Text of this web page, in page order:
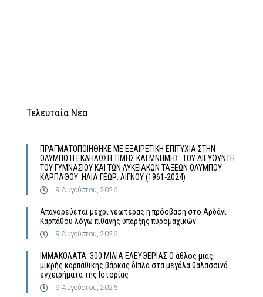
Τελευταία Νέα
ΠΡΑΓΜΑΤΟΠΟΙΗΘΗΚΕ ΜΕ ΕΞΑΙΡΕΤΙΚΗ ΕΠΙΤΥΧΙΑ ΣΤΗΝ
ΟΛΥΜΠΟ Η ΕΚΔΗΛΩΣΗ ΤΙΜΗΣ ΚΑΙ ΜΝΗΜΗΣ ΤΟΥ ΔΙΕΥΘΥΝΤΗ
ΤΟΥ ΓΥΜΝΑΣΙΟΥ ΚΑΙ ΤΩΝ ΛΥΚΕΙΑΚΩΝ ΤΑΞΕΩΝ ΟΛΥΜΠΟΥ
ΚΑΡΠΑΘΟΥ ΗΛΙΑ ΓΕΩΡ. ΛΙΓΝΟΥ (1961-2024)
9 Αυγούστου, 2026
Απαγορεύεται μέχρι νεωτέρας η πρόσβαση στο Αρδάνι
Καρπάθου λόγω πιθανής ύπαρξης πυρομαχικών
9 Αυγούστου, 2026
ΙΜΜΑΚΟΛΑΤΑ: 300 ΜΙΛΙΑ ΕΛΕΥΘΕΡΙΑΣ Ο άθλος μιας
μικρής καρπάθικης βάρκας δίπλα στα μεγάλα θαλασσινά
εγχειρήματα της Ιστορίας
9 Αυγούστου, 2026